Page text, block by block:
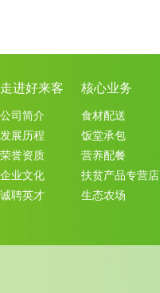
走进好来客
公司简介
发展历程
荣誉资质
企业文化
诚聘英才
核心业务
食材配送
饭堂承包
营养配餐
扶贫产品专营店
生态农场